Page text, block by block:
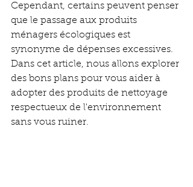
Cependant, certains peuvent penser
que le passage aux produits
ménagers écologiques est
synonyme de dépenses excessives.
Dans cet article, nous allons explorer
des bons plans pour vous aider à
adopter des produits de nettoyage
respectueux de l'environnement
sans vous ruiner.